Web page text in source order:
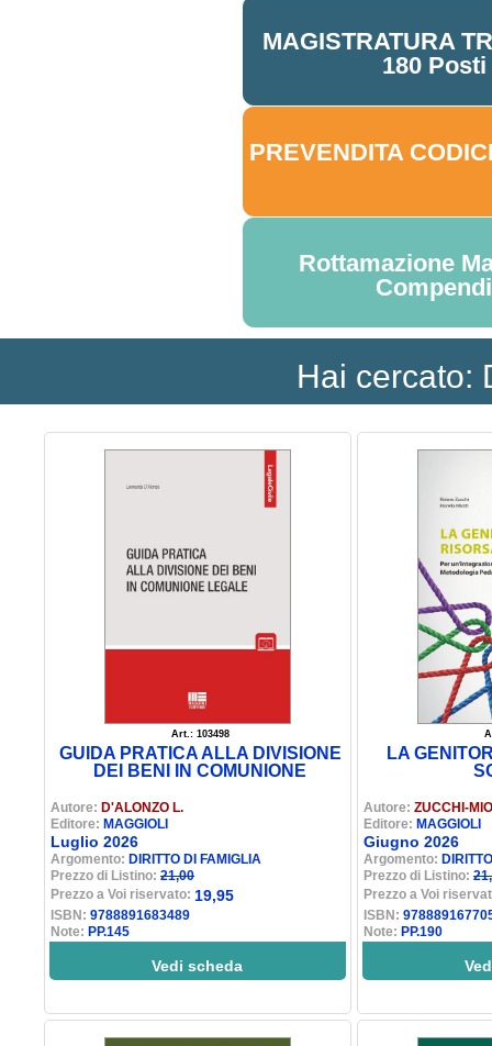
MAGISTRATURA
180 Posti
PREVENDITA
Rottamazione
Compendi
Hai cercato:
Art.: 103498
GUIDA PRATICA ALLA DIVISIONE
DEI BENI IN COMUNIONE
Autore: D'ALONZO L.
Editore: MAGGIOLI
Luglio 2026
Argomento: DIRITTO DI FAMIGLIA
Prezzo di Listino: 21,00
Prezzo a Voi riservato: 19,95
ISBN: 9788891683489
Note: PP.145
Vedi scheda
LA
Autore: ZUCCHI-
Editore: MAGGIOLI
Giugno 2026
Argomento:
Prezzo di Listino:
Prezzo a Voi
ISBN:
Note: PP.190